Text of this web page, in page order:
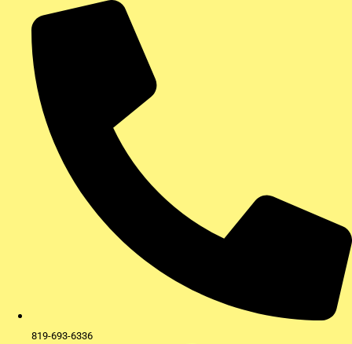
contenu
819-693-6336